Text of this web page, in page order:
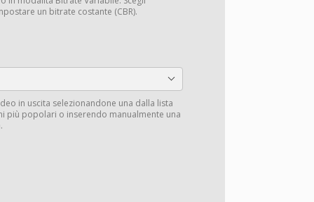
un bitrate costante (CBR).
in uscita selezionandone una dalla lista
più popolari o inserendo manualmente una